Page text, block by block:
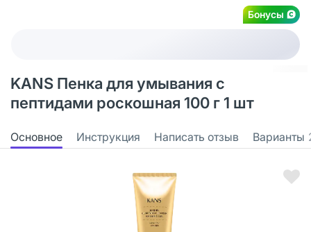
Бонусы
KANS Пенка для умывания с
пептидами роскошная 100 г 1 шт
Основное Инструкция Написать отзыв Варианты